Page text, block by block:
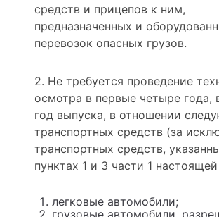
средств и прицепов к ним,
предназначенных и
перевозок опасных грузов.
2. Не требуется проведение
осмотра в первые четыре года,
год выпуска, в отношении
транспортных средств (за
транспортных средств,
пунктах 1 и 3 части 1
легковые автомобили;
грузовые автомобили,